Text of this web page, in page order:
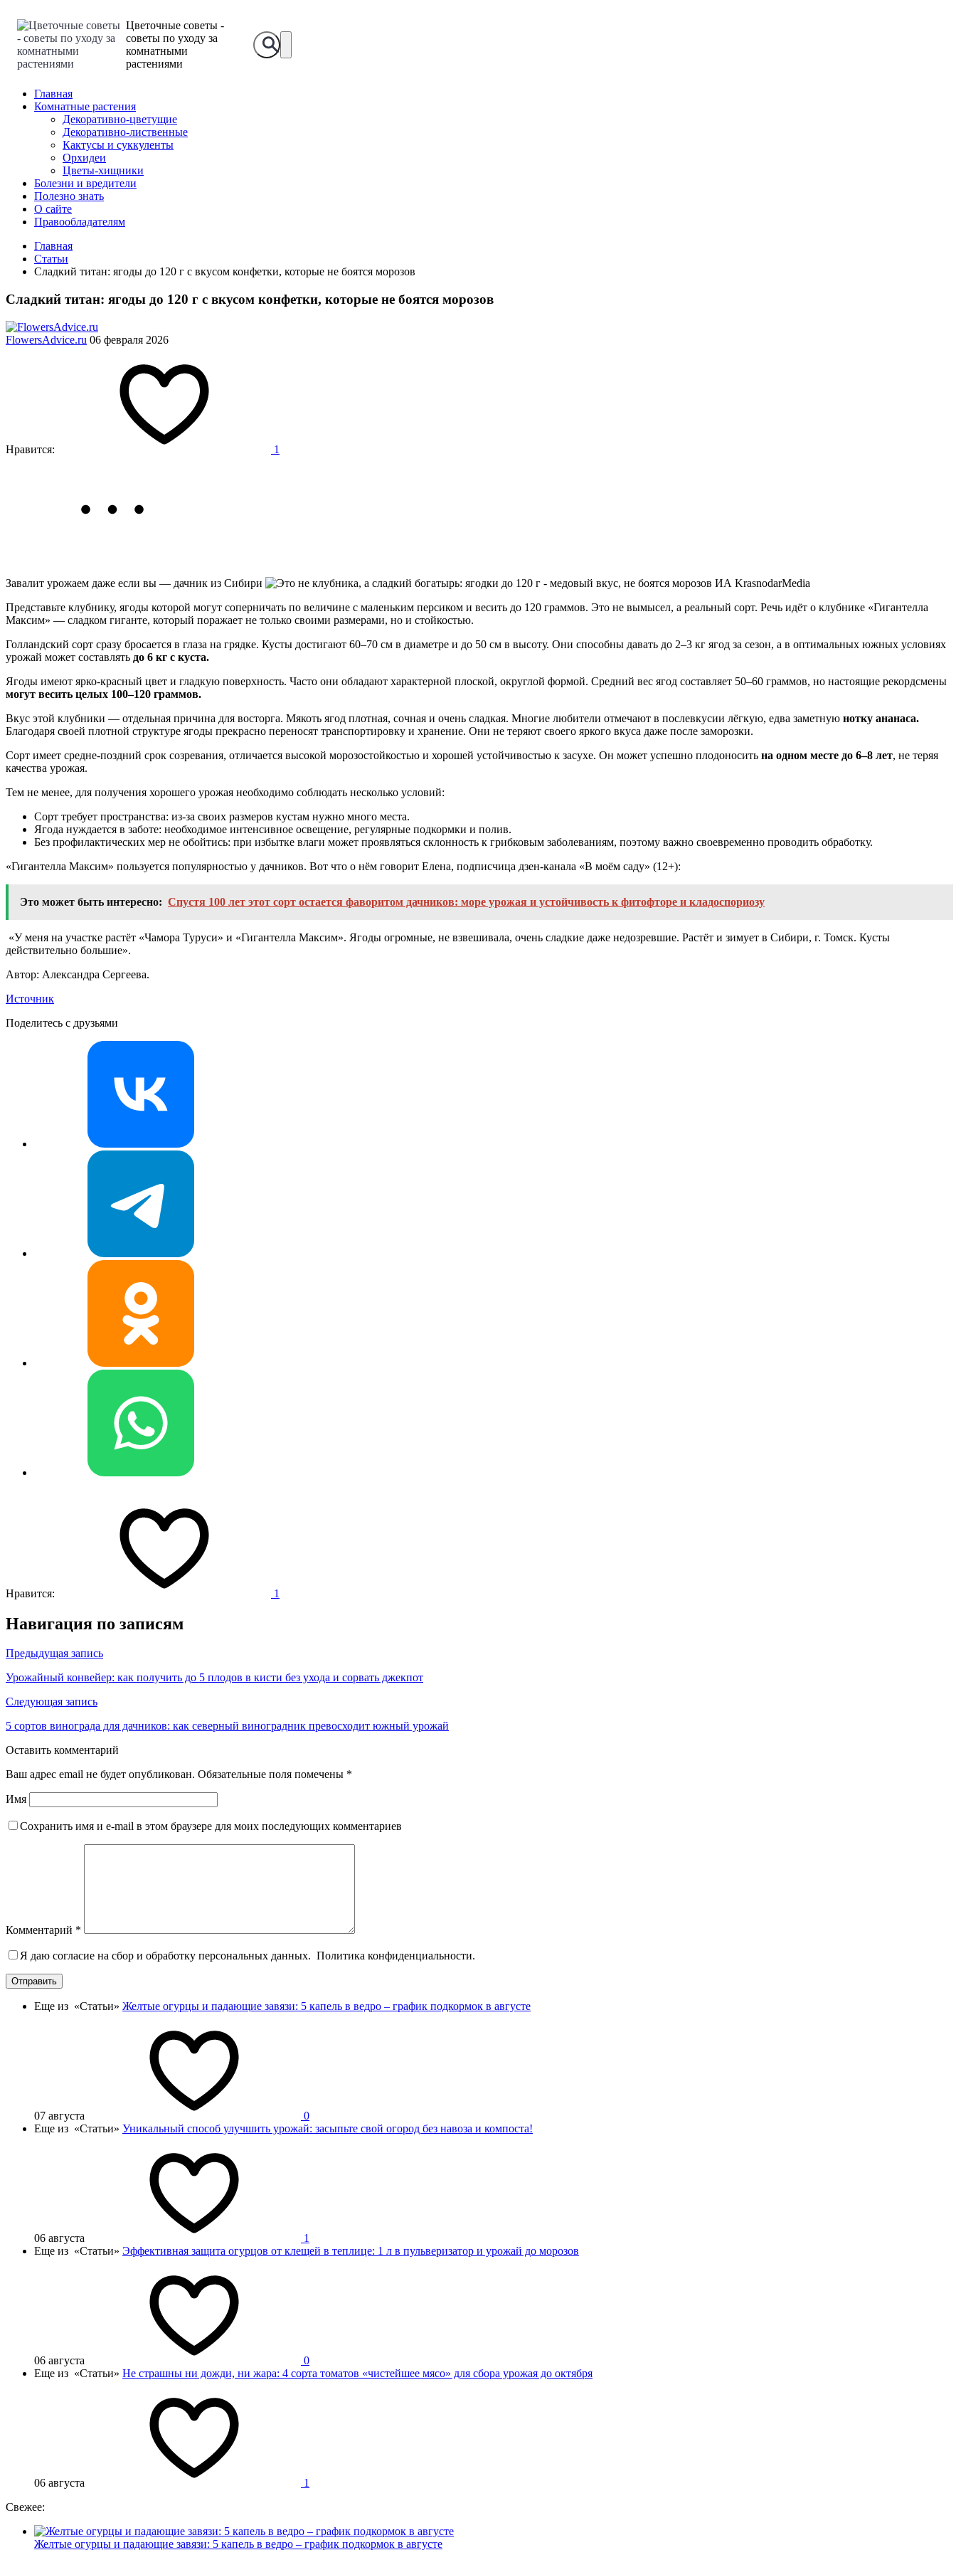
Цветочные советы -
советы по уходу за
комнатными
растениями
Главная
Комнатные растения
Декоративно-цветущие
Декоративно-лиственные
Кактусы и суккуленты
Орхидеи
Цветы-хищники
Болезни и вредители
Полезно знать
О сайте
Правообладателям
Главная
Статьи
Сладкий титан: ягоды до 120 г с вкусом конфетки, которые не боятся морозов
Сладкий титан: ягоды до 120 г с вкусом конфетки, которые не боятся морозов
FlowersAdvice.ru 06 февраля 2026
Нравится: 1
Завалит урожаем даже если вы — дачник из Сибири
Представьте клубнику, ягоды которой могут соперничать по величине с маленьким персиком и весить до 120 граммов. Это не вымысел, а реальный сорт. Речь идёт о клубнике «Гигантелла
Максим» — сладком гиганте, который поражает не только своими размерами, но и стойкостью.
Голландский сорт сразу бросается в глаза на грядке. Кусты достигают 60–70 см в диаметре и до 50 см в высоту. Они способны давать до 2–3 кг ягод за сезон, а в оптимальных южных условиях
урожай может составлять до 6 кг с куста.
Ягоды имеют ярко-красный цвет и гладкую поверхность. Часто они обладают характерной плоской, округлой формой. Средний вес ягод составляет 50–60 граммов, но настоящие рекордсмены
могут весить целых 100–120 граммов.
Вкус этой клубники — отдельная причина для восторга. Мякоть ягод плотная, сочная и очень сладкая. Многие любители отмечают в послевкусии лёгкую, едва заметную нотку ананаса.
Благодаря своей плотной структуре ягоды прекрасно переносят транспортировку и хранение. Они не теряют своего яркого вкуса даже после заморозки.
Сорт имеет средне-поздний срок созревания, отличается высокой морозостойкостью и хорошей устойчивостью к засухе. Он может успешно плодоносить на одном месте до 6–8 лет, не теряя
качества урожая.
Тем не менее, для получения хорошего урожая необходимо соблюдать несколько условий:
Сорт требует пространства: из-за своих размеров кустам нужно много места.
Ягода нуждается в заботе: необходимое интенсивное освещение, регулярные подкормки и полив.
Без профилактических мер не обойтись: при избытке влаги может проявляться склонность к грибковым заболеваниям, поэтому важно своевременно проводить обработку.
«Гигантелла Максим» пользуется популярностью у дачников. Вот что о нём говорит Елена, подписчица дзен-канала «В моём саду» (12+):
Это может быть интересно: Спустя 100 лет этот сорт остается фаворитом дачников: море урожая и устойчивость к фитофторе и кладоспориозу
«У меня на участке растёт «Чамора Туруси» и «Гигантелла Максим». Ягоды огромные, не взвешивала, очень сладкие даже недозревшие. Растёт и зимует в Сибири, г. Томск. Кусты
действительно большие».
Автор: Александра Сергеева.
Источник
Поделитесь с друзьями
Нравится: 1
Навигация по записям
Предыдущая запись
Урожайный конвейер: как получить до 5 плодов в кисти без ухода и сорвать джекпот
Следующая запись
5 сортов винограда для дачников: как северный виноградник превосходит южный урожай
Оставить комментарий
Ваш адрес email не будет опубликован. Обязательные поля помечены *
Имя
Сохранить имя и e-mail в этом браузере для моих последующих комментариев
Комментарий *
Я даю согласие на сбор и обработку персональных данных. Политика конфиденциальности.
Отправить
Еще из «Статьи» Желтые огурцы и падающие завязи: 5 капель в ведро – график подкормок в августе
07 августа
0
Еще из «Статьи» Уникальный способ улучшить урожай: засыпьте свой огород без навоза и компоста!
06 августа
1
Еще из «Статьи» Эффективная защита огурцов от клещей в теплице: 1 л в пульверизатор и урожай до морозов
06 августа
0
Еще из «Статьи» Не страшны ни дожди, ни жара: 4 сорта томатов «чистейшее мясо» для сбора урожая до октября
06 августа
1
Свежее:
Желтые огурцы и падающие завязи: 5 капель в ведро – график подкормок в августе